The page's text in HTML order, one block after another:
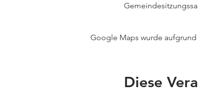
Google Maps wurde
Diese